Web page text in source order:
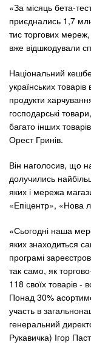
«За місяць бета-
приєднались 1,7
тис торгових мереж,
вже відшкодували
Національний
українських
продукти
господарські
багато інших
Орест Гринів.
Він наголосив, що
долучились
яких і мережа
«Епіцентр», «Нова
«Сьогодні наша
яких знаходиться
програмі
так само, як
118 своїх товарів -
Понад 30%
участь в
генеральний
Рукавичка) Ігор